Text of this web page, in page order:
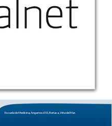
Escuela de Medicina, Angamos 655, Reñaca, Viña del Mar.